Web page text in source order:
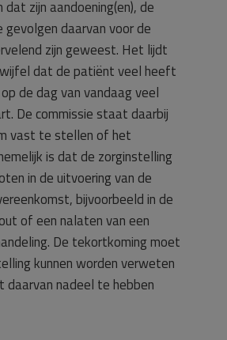
zijn aandoening(en), de
daarvan voor de
zijn geweest. Het lijdt
dat de patiënt veel heeft
de dag van vandaag veel
De commissie staat daarbij
vast te stellen of het
is dat de zorginstelling
in de uitvoering van de
bijvoorbeeld in de
of een nalaten van een
De tekortkoming moet
kunnen worden verweten
daarvan nadeel te hebben